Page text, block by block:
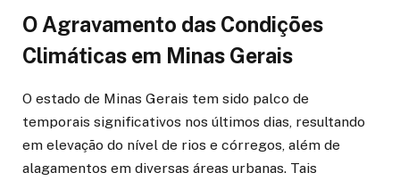
O Agravamento das Condições
Climáticas em Minas Gerais
O estado de Minas Gerais tem sido palco de
temporais significativos nos últimos dias, resultando
em elevação do nível de rios e córregos, além de
alagamentos em diversas áreas urbanas. Tais